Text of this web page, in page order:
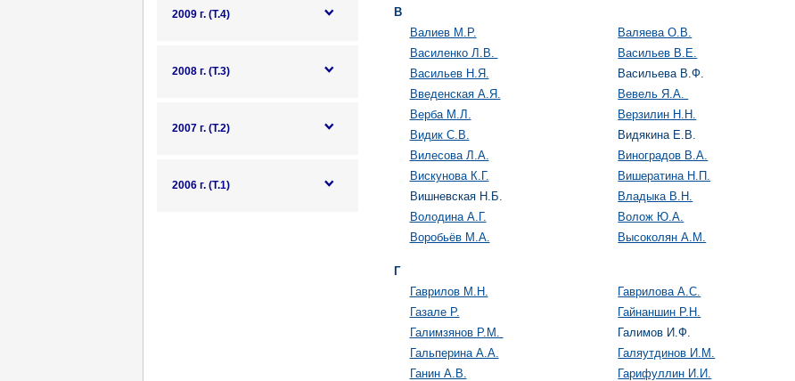
2009 г. (Т.4)
2008 г. (Т.3)
2007 г. (Т.2)
2006 г. (Т.1)
В
Валиев М.Р.
Валяева О.В.
Василенко Л.В.
Васильев В.Е.
Васильев Н.Я.
Васильева В.Ф.
Введенская А.Я.
Вевель Я.А.
Верба М.Л.
Верзилин Н.Н.
Видик С.В.
Видякина Е.В.
Вилесова Л.А.
Виноградов В.А.
Вискунова К.Г.
Вишератина Н.П.
Вишневская Н.Б.
Владыка В.Н.
Володина А.Г.
Волож Ю.А.
Воробьёв М.А.
Высоколян А.М.
Г
Гаврилов М.Н.
Гаврилова А.С.
Газале Р.
Гайнаншин Р.Н.
Галимзянов Р.М.
Галимов И.Ф.
Гальперина А.А.
Галяутдинов И.М.
Ганин А.В.
Гарифуллин И.И.